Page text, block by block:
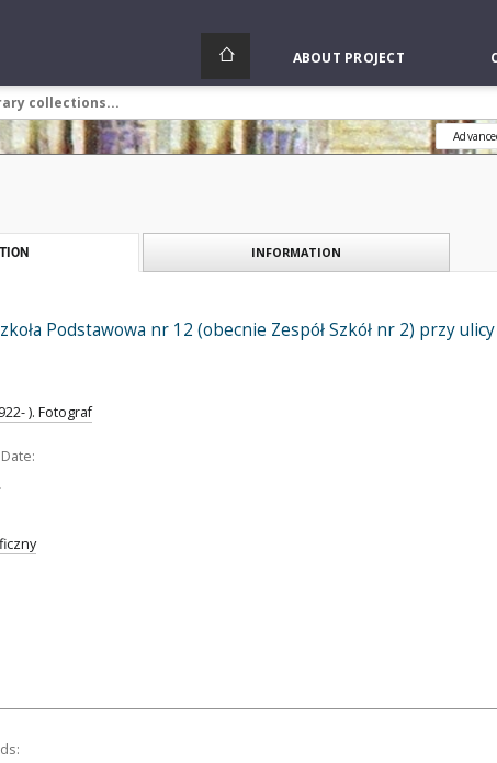
ABOUT PROJECT
INFORMATION
Podstawowa nr 12 (obecnie Zespół Szkół nr 2) przy
). Fotograf